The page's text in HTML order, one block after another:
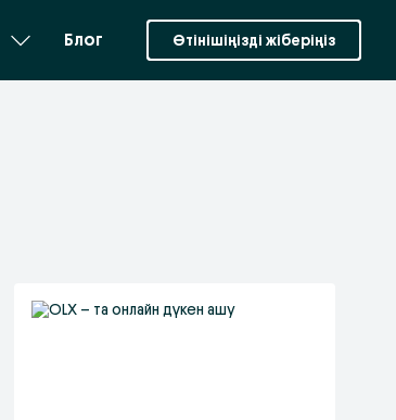
Блог Өтінішіңізді жіберіңіз